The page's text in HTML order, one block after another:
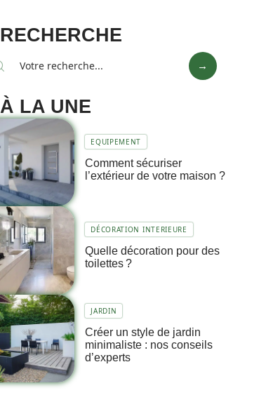
RECHERCHE
À LA UNE
EQUIPEMENT
Comment sécuriser
l’extérieur de votre maison ?
DÉCORATION INTERIEURE
Quelle décoration pour des
toilettes ?
JARDIN
Créer un style de jardin
minimaliste : nos conseils
d’experts